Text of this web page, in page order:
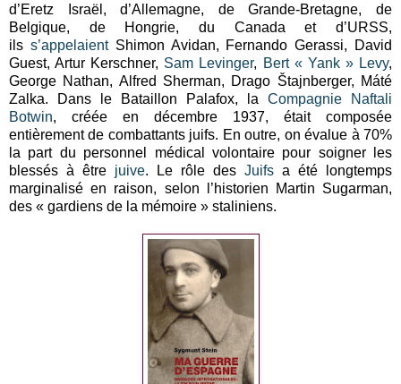
d’Eretz Israël, d’Allemagne, de Grande-Bretagne, de
Belgique, de Hongrie, du Canada et d’URSS,
ils s’appelaientShimon Avidan, Fernando Gerassi, David
Guest, Artur Kerschner, Sam Levinger, Bert « Yank » Levy,
George Nathan, Alfred Sherman, Drago Štajnberger, Máté
Zalka. Dans le Bataillon Palafox, la Compagnie Naftali
Botwin, créée en décembre 1937, était composée
entièrement de combattants juifs. En outre, on évalue à 70%
la part du personnel médical volontaire pour soigner les
blessés à être juive. Le rôle des Juifs a été longtemps
marginalisé en raison, selon l’historien Martin Sugarman,
des « gardiens de la mémoire » staliniens.